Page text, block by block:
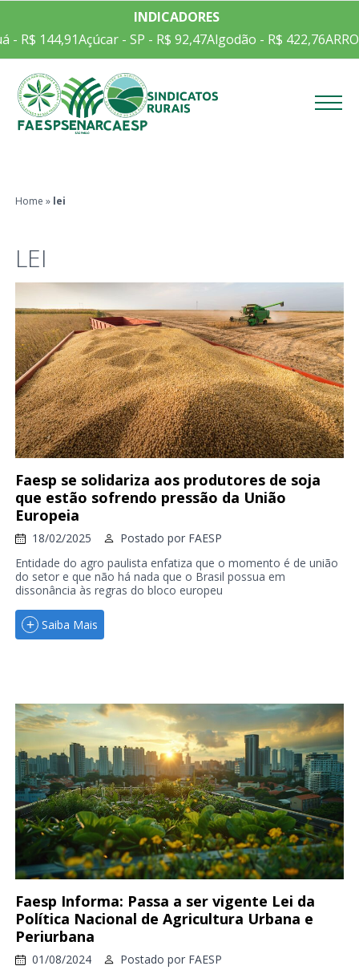
INDICADORES
144,91Açúcar - SP - R$ 92,47Algodão - R$ 422,76ARROZ
Home » lei
LEI
Faesp se solidariza aos produtores de soja
que estão sofrendo pressão da União
Europeia
18/02/2025 Postado por FAESP
Entidade do agro paulista enfatiza que o momento é de união
do setor e que não há nada que o Brasil possua em
dissonância às regras do bloco europeu
Saiba Mais
Faesp Informa: Passa a ser vigente Lei da
Política Nacional de Agricultura Urbana e
Periurbana
01/08/2024 Postado por FAESP